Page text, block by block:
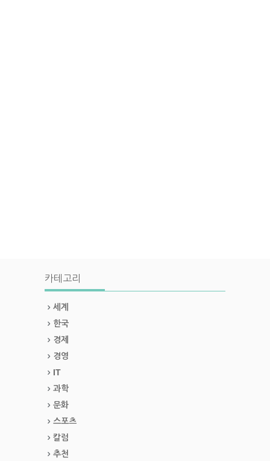
카테고리
세계
한국
경제
경영
IT
과학
문화
스포츠
칼럼
추천